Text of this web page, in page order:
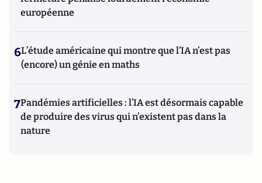
européenne
6L’étude américaine qui montre que l’IA n’est pas
(encore) un génie en maths
7Pandémies artificielles : l’IA est désormais capable
de produire des virus qui n’existent pas dans la
nature